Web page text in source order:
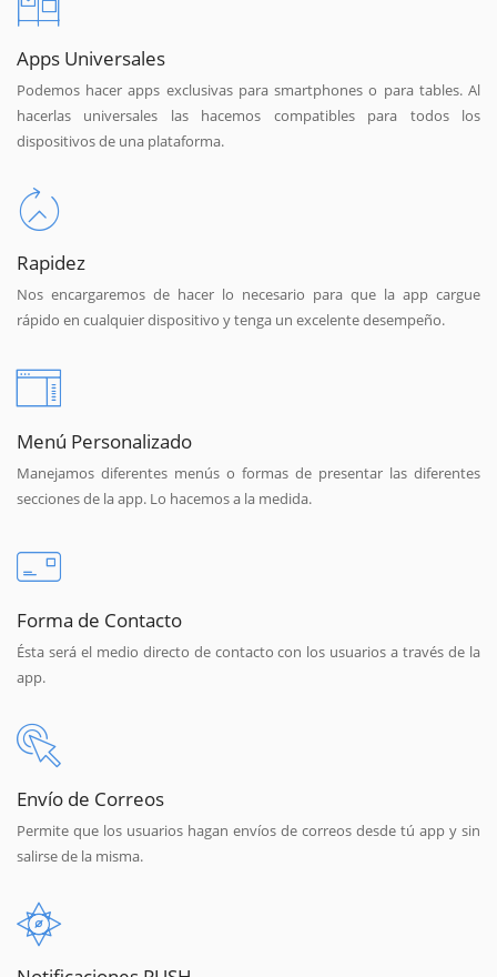
Apps Universales
Podemos hacer apps exclusivas para smartphones o para tables. Al
hacerlas universales las hacemos compatibles para todos los
dispositivos de una plataforma.
Rapidez
Nos encargaremos de hacer lo necesario para que la app cargue
rápido en cualquier dispositivo y tenga un excelente desempeño.
Menú Personalizado
Manejamos diferentes menús o formas de presentar las diferentes
secciones de la app. Lo hacemos a la medida.
Forma de Contacto
Ésta será el medio directo de contacto con los usuarios a través de la
app.
Envío de Correos
Permite que los usuarios hagan envíos de correos desde tú app y sin
salirse de la misma.